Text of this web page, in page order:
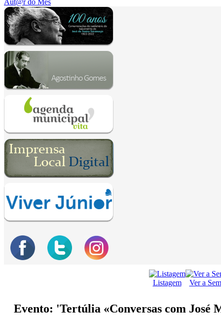
Aut@r do Mês
Listagem Ver a
Evento: 'Tertúlia «Conversas com José